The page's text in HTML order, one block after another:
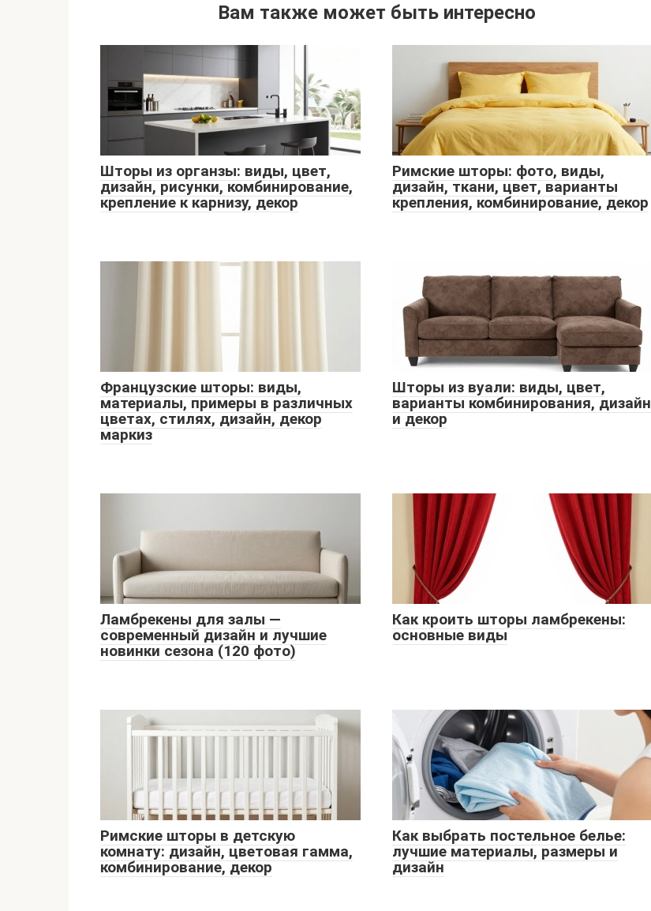
Вам также может быть интересно
Шторы из органзы: виды, цвет,
дизайн, рисунки, комбинирование,
крепление к карнизу, декор
Римские шторы: фото, виды,
дизайн, ткани, цвет, варианты
крепления, комбинирование, декор
Французские шторы: виды,
материалы, примеры в различных
цветах, стилях, дизайн, декор
маркиз
Шторы из вуали: виды, цвет,
варианты комбинирования, дизайн
и декор
Ламбрекены для залы —
современный дизайн и лучшие
новинки сезона (120 фото)
Как кроить шторы ламбрекены:
основные виды
Римские шторы в детскую
комнату: дизайн, цветовая гамма,
комбинирование, декор
Как выбрать постельное белье:
лучшие материалы, размеры и
дизайн